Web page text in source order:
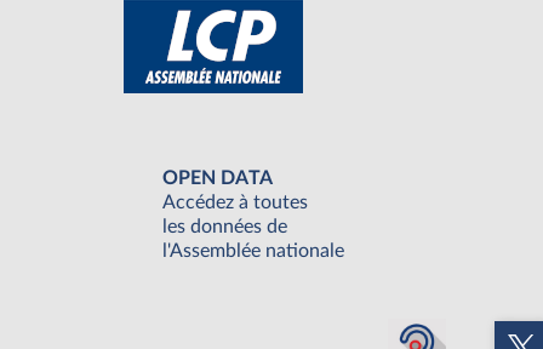
OPEN DATA
Accédez à toutes
les données de
l'Assemblée nationale